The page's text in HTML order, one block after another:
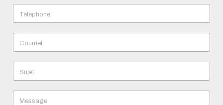
Téléphone
Courriel
Sujet
Message